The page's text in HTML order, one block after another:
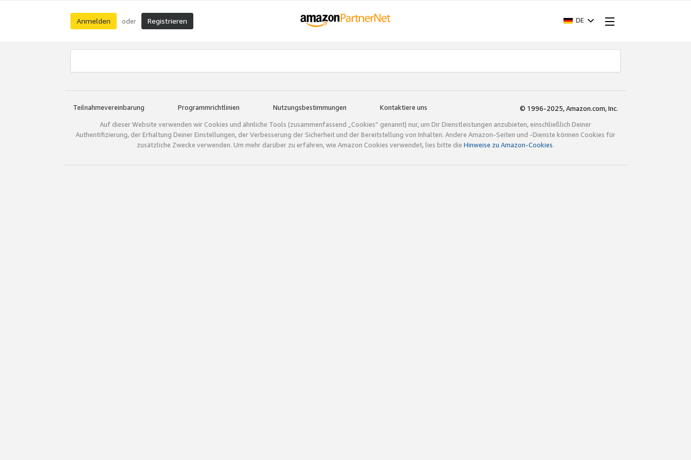
Anmelden oder Registrieren DE
Teilnahmevereinbarung Programmrichtlinien Nutzungsbestimmungen Kontaktiere uns
© 1996-2025, Amazon.com, Inc.
Auf dieser Website verwenden wir Cookies und ähnliche Tools (zusammenfassend „Cookies“ genannt) nur, um Dir Dienstleistungen anzubieten, einschließlich Deiner
Authentifizierung, der Erhaltung Deiner Einstellungen, der Verbesserung der Sicherheit und der Bereitstellung von Inhalten. Andere Amazon-Seiten und -Dienste können Cookies für
zusätzliche Zwecke verwenden. Um mehr darüber zu erfahren, wie Amazon Cookies verwendet, lies bitte die Hinweise zu Amazon-Cookies.